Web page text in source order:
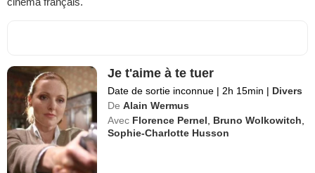
Je t'aime à te tuer
Date de sortie inconnue | 2h 15min | Divers
De Alain Wermus
Avec Florence Pernel, Bruno Wolkowitch,
Sophie-Charlotte Husson